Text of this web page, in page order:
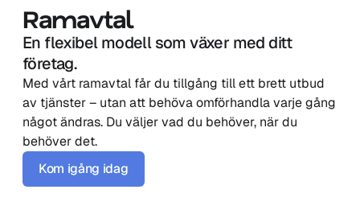
Ramavtal
En flexibel modell som växer med ditt
företag.
Med vårt ramavtal får du tillgång till ett brett utbud
av tjänster – utan att behöva omförhandla varje gång
något ändras. Du väljer vad du behöver, när du
behöver det.
Kom igång idag